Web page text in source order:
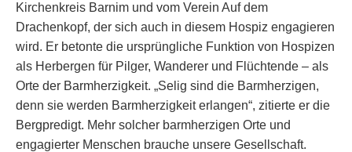
Kirchenkreis Barnim und vom Verein Auf dem
Drachenkopf, der sich auch in diesem Hospiz engagieren
wird. Er betonte die ursprüngliche Funktion von Hospizen
als Herbergen für Pilger, Wanderer und Flüchtende – als
Orte der Barmherzigkeit. „Selig sind die Barmherzigen,
denn sie werden Barmherzigkeit erlangen“, zitierte er die
Bergpredigt. Mehr solcher barmherzigen Orte und
engagierter Menschen brauche unsere Gesellschaft.